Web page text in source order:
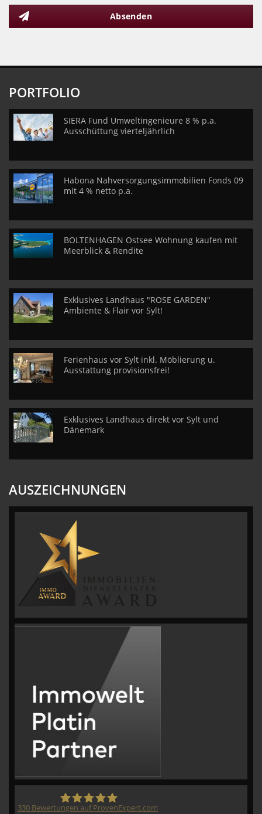
Absenden
PORTFOLIO
SIERA Fund Umweltingenieure 8 % p.a.
Ausschüttung vierteljährlich
Habona Nahversorgungsimmobilien Fonds 09
mit 4 % netto p.a.
BOLTENHAGEN Ostsee Wohnung kaufen mit
Meerblick & Rendite
Exklusives Landhaus "ROSE GARDEN"
Ambiente & Flair vor Sylt!
Ferienhaus vor Sylt inkl. Möblierung u.
Ausstattung provisionsfrei!
Exklusives Landhaus direkt vor Sylt und
Dänemark
AUSZEICHNUNGEN
330 Bewertungen auf ProvenExpert.com